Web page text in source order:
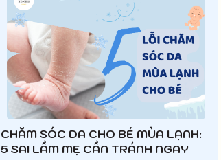
CHĂM SÓC DA CHO BÉ MÙA LẠNH:
5 SAI LẦM MẸ CẦN TRÁNH NGAY